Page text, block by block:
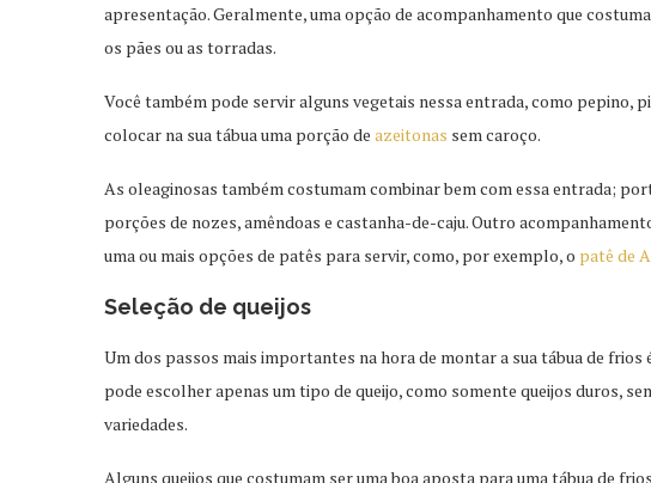
apresentação. Geralmente, uma opção de acompanhamento que
os pães ou as torradas.
Você também pode servir alguns vegetais nessa entrada, como pepino,
colocar na sua tábua uma porção de azeitonas sem caroço.
As oleaginosas também costumam combinar bem com essa entrada;
porções de nozes, amêndoas e castanha-de-caju. Outro
uma ou mais opções de patês para servir, como, por exemplo, o patê de
Seleção de queijos
Um dos passos mais importantes na hora de montar a sua tábua de frios
pode escolher apenas um tipo de queijo, como somente queijos duros,
variedades.
Alguns queijos que costumam ser uma boa aposta para uma tábua de